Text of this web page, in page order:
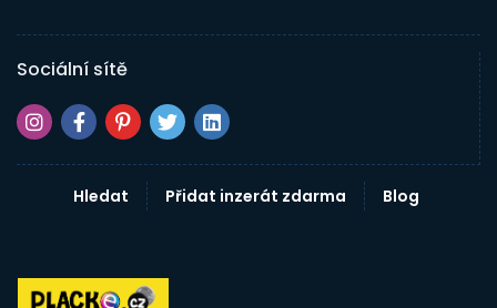
Sociální sítě
Hledat Přidat inzerát zdarma Blog